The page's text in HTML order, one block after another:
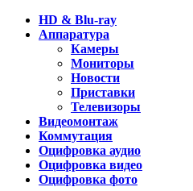
HD & Blu-ray
Аппаратура
Камеры
Мониторы
Новости
Приставки
Телевизоры
Видеомонтаж
Коммутация
Оцифровка аудио
Оцифровка видео
Оцифровка фото